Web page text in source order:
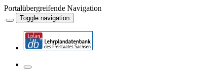
Portalübergreifende Navigation
Toggle navigation